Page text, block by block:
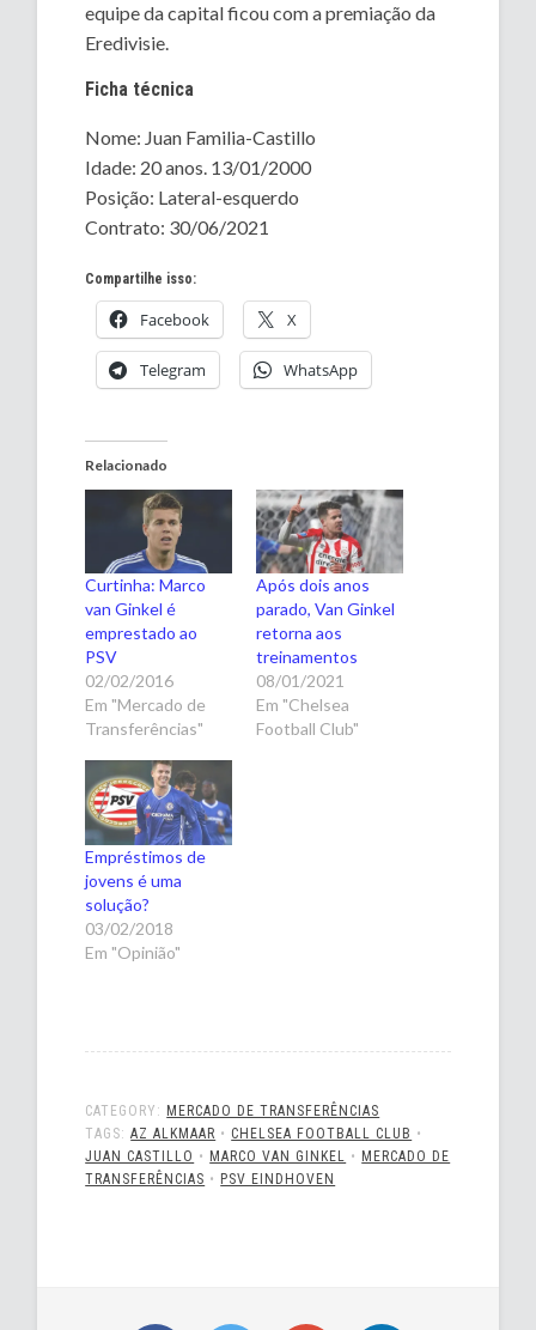
equipe da capital ficou com a premiação da
Eredivisie.
Ficha técnica
Nome: Juan Familia-Castillo
Idade: 20 anos. 13/01/2000
Posição: Lateral-esquerdo
Contrato: 30/06/2021
Compartilhe isso:
Facebook X
Telegram WhatsApp
Relacionado
Curtinha: Marco
van Ginkel é
emprestado ao
PSV
02/02/2016
Em "Mercado de
Transferências"
Após dois anos
parado, Van Ginkel
retorna aos
treinamentos
08/01/2021
Em "Chelsea
Football Club"
Empréstimos de
jovens é uma
solução?
03/02/2018
Em "Opinião"
CATEGORY: MERCADO DE TRANSFERÊNCIAS
TAGS:AZ ALKMAAR • CHELSEA FOOTBALL CLUB •
JUAN CASTILLO • MARCO VAN GINKEL • MERCADO DE
TRANSFERÊNCIAS • PSV EINDHOVEN